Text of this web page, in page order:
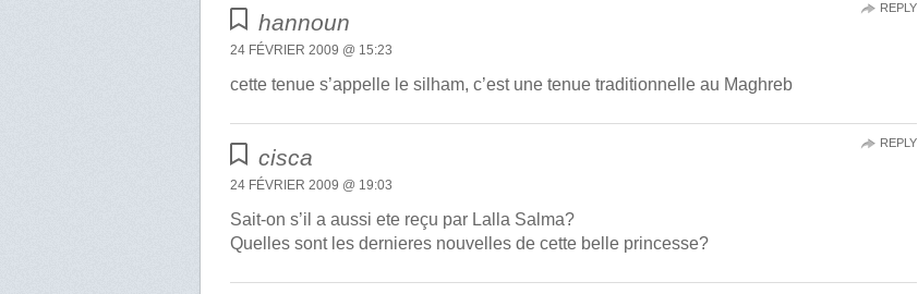
hannoun
24 FÉVRIER 2009 @ 15:23
cette tenue s’appelle le silham, c’est une tenue traditionnelle au Maghreb
REPLY
cisca
24 FÉVRIER 2009 @ 19:03
Sait-on s’il a aussi ete reçu par Lalla Salma?
Quelles sont les dernieres nouvelles de cette belle princesse?
REPLY